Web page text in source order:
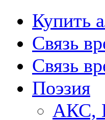
Купить
Связь
Связь
Поэзия
АКС,